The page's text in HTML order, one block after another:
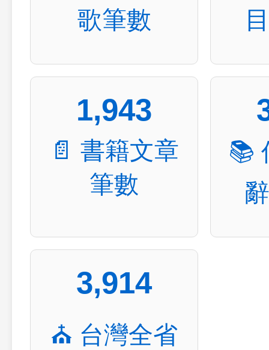
歌筆數
1,943
📄 書籍文章
筆數
📚
3,914
⛪ 台灣全省